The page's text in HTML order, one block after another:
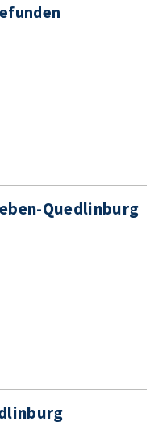
Quedlinburg